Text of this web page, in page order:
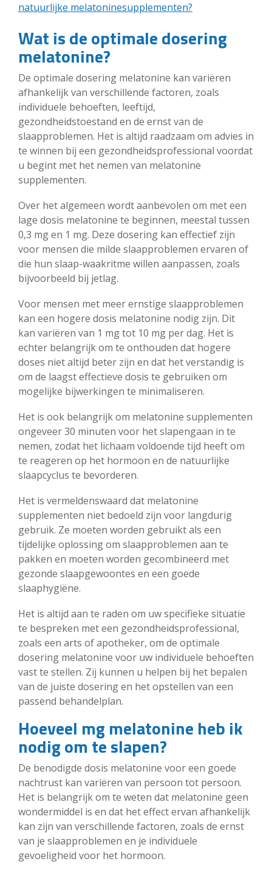
natuurlijke melatoninesupplementen?
Wat is de optimale dosering
melatonine?
De optimale dosering melatonine kan variëren
afhankelijk van verschillende factoren, zoals
individuele behoeften, leeftijd,
gezondheidstoestand en de ernst van de
slaapproblemen. Het is altijd raadzaam om advies in
te winnen bij een gezondheidsprofessional voordat
u begint met het nemen van melatonine
supplementen.
Over het algemeen wordt aanbevolen om met een
lage dosis melatonine te beginnen, meestal tussen
0,3 mg en 1 mg. Deze dosering kan effectief zijn
voor mensen die milde slaapproblemen ervaren of
die hun slaap-waakritme willen aanpassen, zoals
bijvoorbeeld bij jetlag.
Voor mensen met meer ernstige slaapproblemen
kan een hogere dosis melatonine nodig zijn. Dit
kan variëren van 1 mg tot 10 mg per dag. Het is
echter belangrijk om te onthouden dat hogere
doses niet altijd beter zijn en dat het verstandig is
om de laagst effectieve dosis te gebruiken om
mogelijke bijwerkingen te minimaliseren.
Het is ook belangrijk om melatonine supplementen
ongeveer 30 minuten voor het slapengaan in te
nemen, zodat het lichaam voldoende tijd heeft om
te reageren op het hormoon en de natuurlijke
slaapcyclus te bevorderen.
Het is vermeldenswaard dat melatonine
supplementen niet bedoeld zijn voor langdurig
gebruik. Ze moeten worden gebruikt als een
tijdelijke oplossing om slaapproblemen aan te
pakken en moeten worden gecombineerd met
gezonde slaapgewoontes en een goede
slaaphygiëne.
Het is altijd aan te raden om uw specifieke situatie
te bespreken met een gezondheidsprofessional,
zoals een arts of apotheker, om de optimale
dosering melatonine voor uw individuele behoeften
vast te stellen. Zij kunnen u helpen bij het bepalen
van de juiste dosering en het opstellen van een
passend behandelplan.
Hoeveel mg melatonine heb ik
nodig om te slapen?
De benodigde dosis melatonine voor een goede
nachtrust kan variëren van persoon tot persoon.
Het is belangrijk om te weten dat melatonine geen
wondermiddel is en dat het effect ervan afhankelijk
kan zijn van verschillende factoren, zoals de ernst
van je slaapproblemen en je individuele
gevoeligheid voor het hormoon.